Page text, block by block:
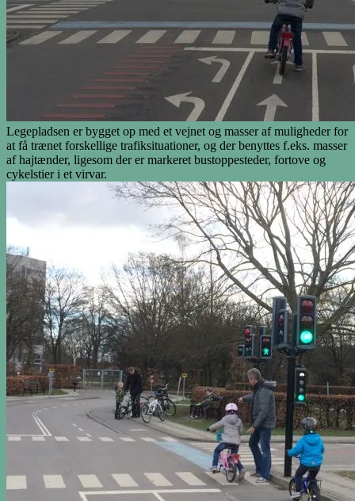
Legepladsen er bygget op med et vejnet og masser af muligheder for
at få trænet forskellige trafiksituationer, og der benyttes f.eks. masser
af hajtænder, ligesom der er markeret bustoppesteder, fortove og
cykelstier i et virvar.